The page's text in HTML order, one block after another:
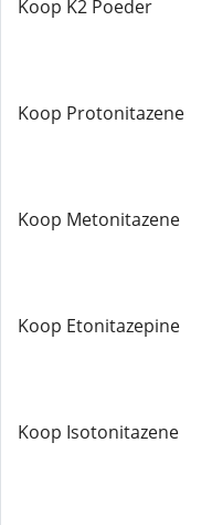
Koop K2 Poeder
Koop Protonitazene
Koop Metonitazene
Koop Etonitazepine
Koop Isotonitazene